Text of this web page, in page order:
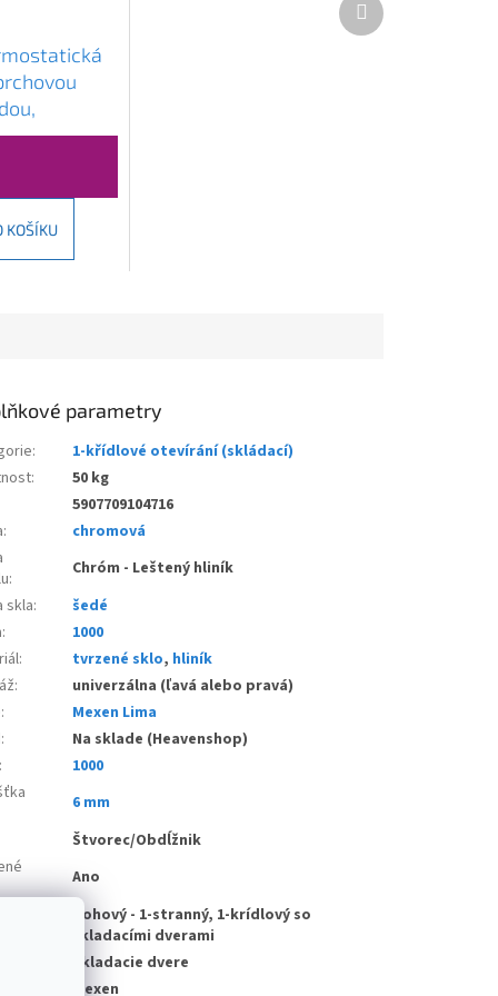
P7100
KOŠÍKU
produkt
parametry
:
1-křídlové otevírání (skládací)
:
50 kg
5907709104716
:
chromová
:
Chróm - Leštený hliník
skla:
šedé
:
1000
: tvrzené sklo, hliník
:
univerzálna (ľavá alebo pravá)
:
Mexen Lima
:
Na sklade (Heavenshop)
:
1000
6 mm
Štvorec/Obdĺžnik
Ano
Rohový - 1-stranný, 1-krídlový so
skladacími dverami
Skladacie dvere
Mexen